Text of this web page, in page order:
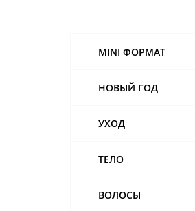
MINI ФОРМАТ
НОВЫЙ ГОД
УХОД
ТЕЛО
ВОЛОСЫ